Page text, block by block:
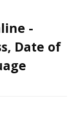
-
Date of